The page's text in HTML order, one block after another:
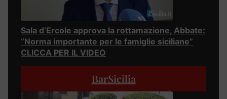
Sala d’Ercole approva la rottamazione, Abbate:
“Norma importante per le famiglie siciliane”
CLICCA PER IL VIDEO
BarSicilia